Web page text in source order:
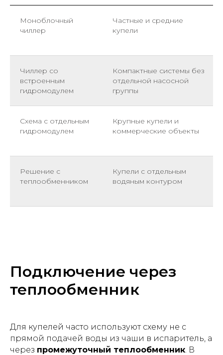
Моноблочный
чиллер
Частные и средние
купели
Чиллер со
встроенным
гидромодулем
Компактные системы без
отдельной насосной
группы
Схема с отдельным
гидромодулем
Крупные купели и
коммерческие объекты
Решение с
теплообменником
Купели с отдельным
водяным контуром
Подключение через
теплообменник
Для купелей часто используют схему не с
прямой подачей воды из чаши в испаритель, а
через промежуточный теплообменник . В